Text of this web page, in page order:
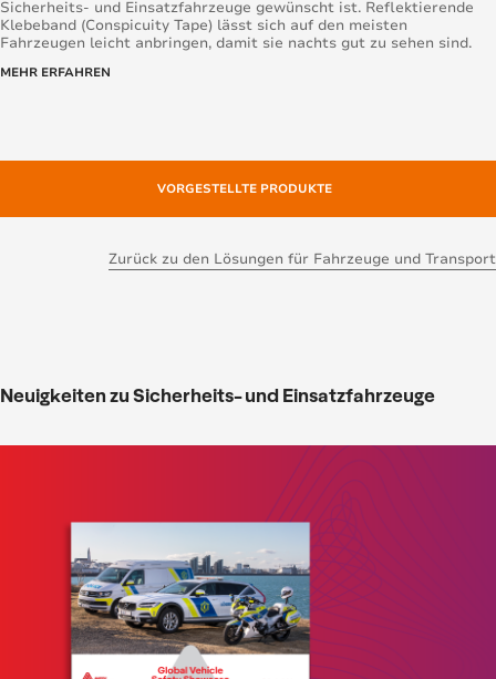
Sicherheits- und Einsatzfahrzeuge gewünscht ist. Reflektierende
Klebeband (Conspicuity Tape) lässt sich auf den meisten
Fahrzeugen leicht anbringen, damit sie nachts gut zu sehen sind.
MEHR ERFAHREN
VORGESTELLTE PRODUKTE
Zurück zu den Lösungen für Fahrzeuge und Transport
Neuigkeiten zu Sicherheits- und Einsatzfahrzeuge